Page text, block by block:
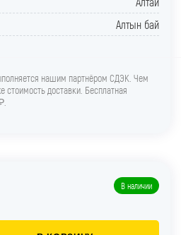
Алтын бай
нашим партнёром СДЭК. Чем
доставки. Бесплатная
В наличии